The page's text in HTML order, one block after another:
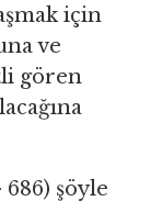
için
ve
gören
şöyle